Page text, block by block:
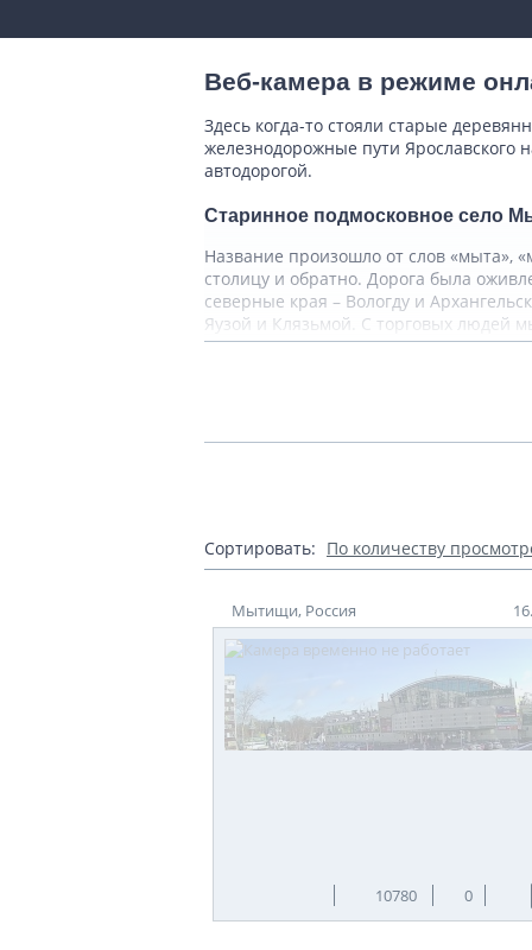
Веб-камера в режиме
Здесь когда-то стояли старые
железнодорожные пути Ярославского
автодорогой.
Старинное подмосковное село
Название произошло от слов «мыта»,
столицу и обратно. Дорога была
северные края – Вологду и
Яузой и Клязьмой. С торговых людей
После строительства
По воспоминаниям свидетелей того
бытового использования и снабжает
Непосредственно о фонтанах в
не только из-за обитающих здесь
желание. Говорят, исполнялось. С
Местная молва утверждает, что
перенесли на современный
Сортировать: По количеству
Мытищи, Россия
10780 0